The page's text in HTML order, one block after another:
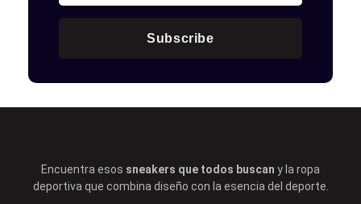
Subscribe
Encuentra esos sneakers que todos buscan y la ropa
deportiva que combina diseño con la esencia del deporte.